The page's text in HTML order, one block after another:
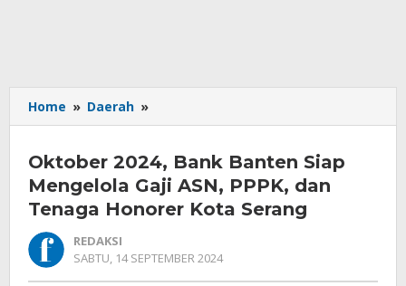
Home » Daerah »
2024,
Banten
Siap
Mengelola
Gaji
PPPK,
dan
Oktober 2024, Bank Banten Siap
Mengelola Gaji ASN, PPPK, dan
Tenaga Honorer Kota Serang
REDAKSI
SABTU, 14 SEPTEMBER 2024